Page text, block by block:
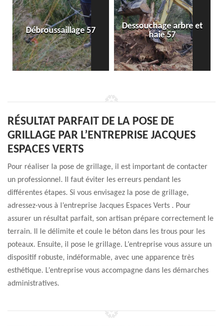
Débroussaillage 57
Dessouchage arbre et
haie 57
RÉSULTAT PARFAIT DE LA POSE DE
GRILLAGE PAR L’ENTREPRISE JACQUES
ESPACES VERTS
Pour réaliser la pose de grillage, il est important de contacter
un professionnel. Il faut éviter les erreurs pendant les
différentes étapes. Si vous envisagez la pose de grillage,
adressez-vous à l’entreprise Jacques Espaces Verts . Pour
assurer un résultat parfait, son artisan prépare correctement le
terrain. Il le délimite et coule le béton dans les trous pour les
poteaux. Ensuite, il pose le grillage. L’entreprise vous assure un
dispositif robuste, indéformable, avec une apparence très
esthétique. L’entreprise vous accompagne dans les démarches
administratives.